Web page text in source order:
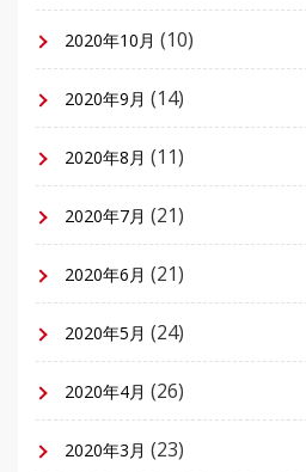
2020年10月 (10)
2020年9月 (14)
2020年8月 (11)
2020年7月 (21)
2020年6月 (21)
2020年5月 (24)
2020年4月 (26)
2020年3月 (23)